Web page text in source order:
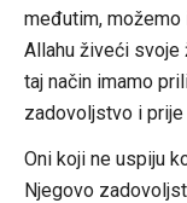
međutim,
Allahu živeći svoje
taj način imamo
zadovoljstvo i
Oni koji ne uspiju
Njegovo